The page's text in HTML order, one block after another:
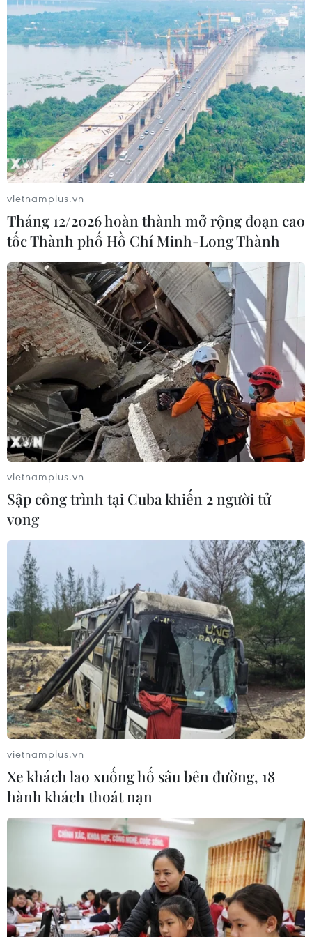
vietnamplus.vn
Tháng 12/2026 hoàn thành mở rộng đoạn cao
tốc Thành phố Hồ Chí Minh-Long Thành
vietnamplus.vn
Sập công trình tại Cuba khiến 2 người tử
vong
vietnamplus.vn
Xe khách lao xuống hố sâu bên đường, 18
hành khách thoát nạn